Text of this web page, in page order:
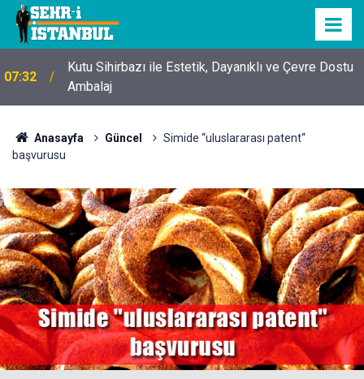
07:32
Kutu Sihirbazı ile Estetik, Dayanıklı ve Çevre Dostu
Ambalaj
Anasayfa Güncel
Simide “uluslararası patent“
başvurusu